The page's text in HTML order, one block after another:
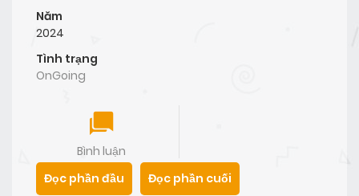
Năm
2024
Tình trạng
OnGoing
Bình luận
Đọc phần đầu
Đọc phần cuối